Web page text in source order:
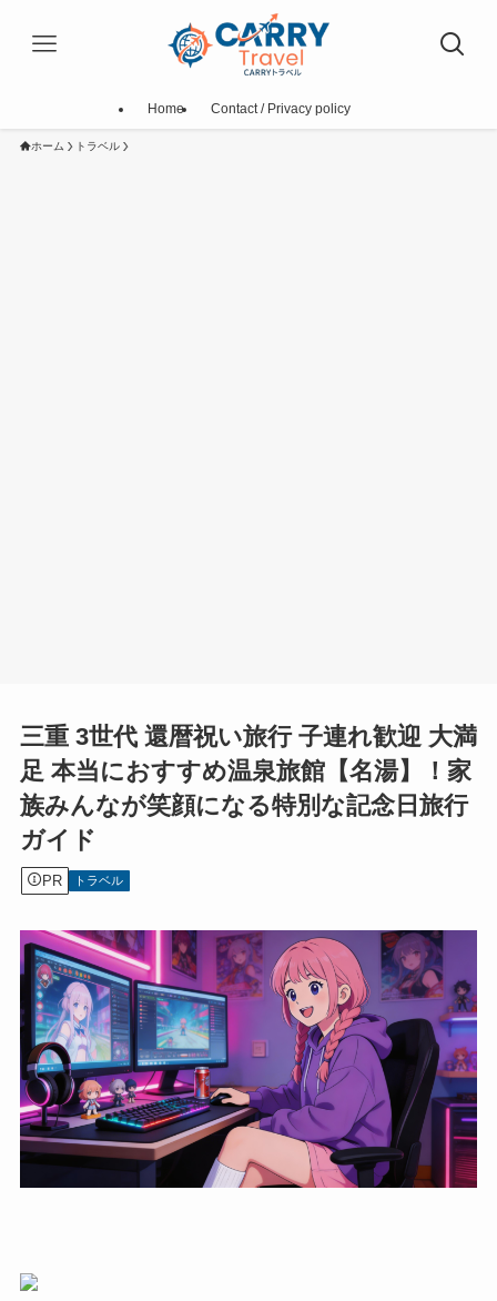
Home Contact / Privacy policy
ホーム トラベル
三重 3世代 還暦祝い旅行 子連れ歓迎 大満
足 本当におすすめ温泉旅館【名湯】！家
族みんなが笑顔になる特別な記念日旅行
ガイド
PR トラベル